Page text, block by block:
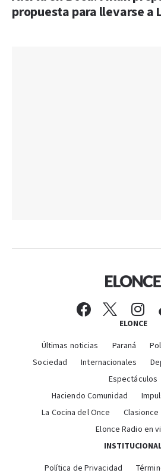
propuesta para llevarse a
ELONCE
Últimas noticias Paraná
Sociedad
Internacionales
Espectáculos
Haciendo Comunidad
La Cocina del Once
Clasionce
Elonce Radio en
Política de Privacidad